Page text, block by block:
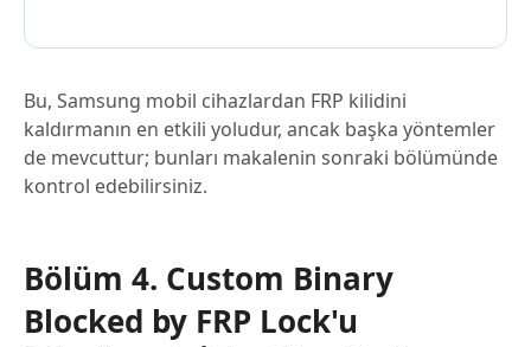
Bu, Samsung mobil cihazlardan FRP kilidini
kaldırmanın en etkili yoludur, ancak başka yöntemler
de mevcuttur; bunları makalenin sonraki bölümünde
kontrol edebilirsiniz.
Bölüm 4. Custom Binary
Blocked by FRP Lock'u